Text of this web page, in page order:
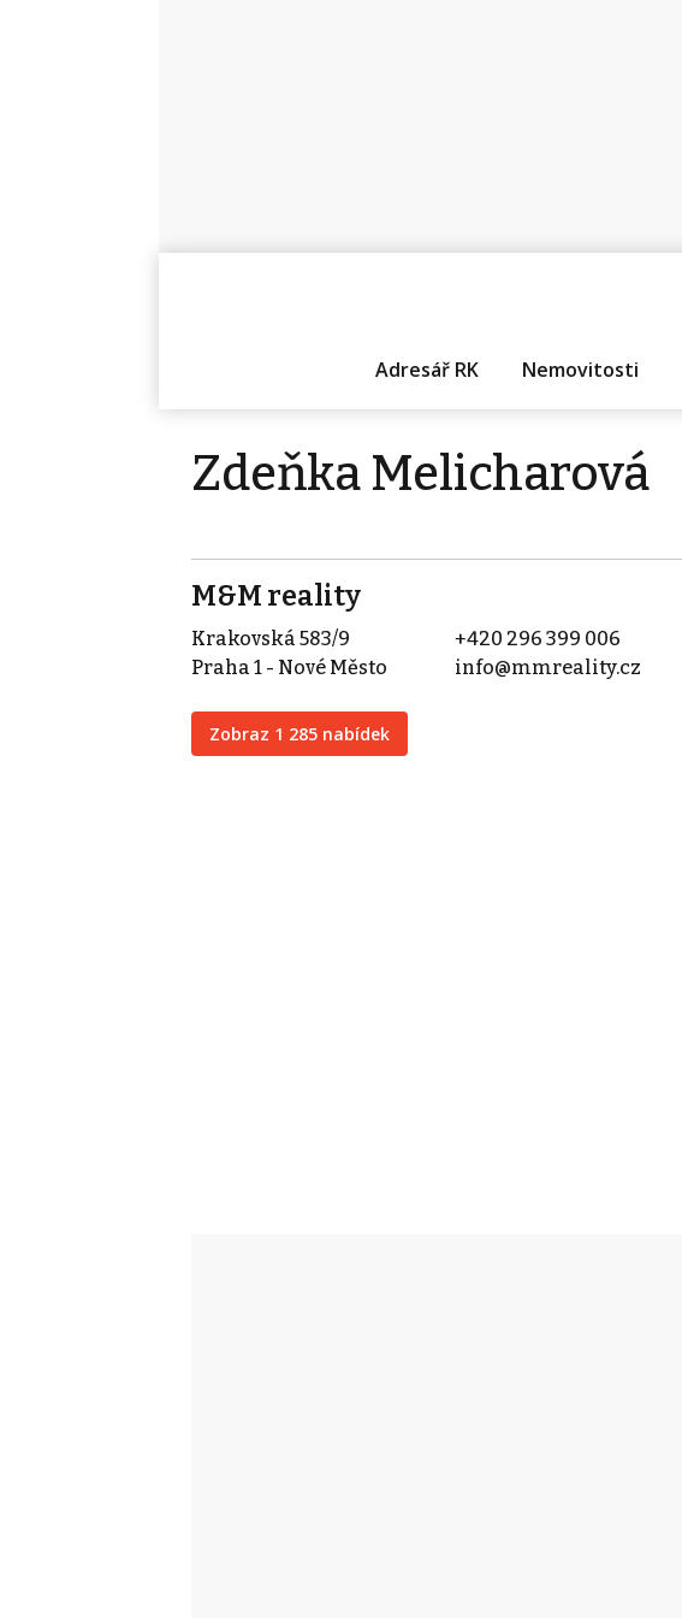
Adresář RK Nemovitosti
Zdeňka Melicharová
M&M reality
Krakovská 583/9
Praha 1 - Nové Město
Zobraz 1 285 nabídek
+420 296 399 006
info@mmreality.cz